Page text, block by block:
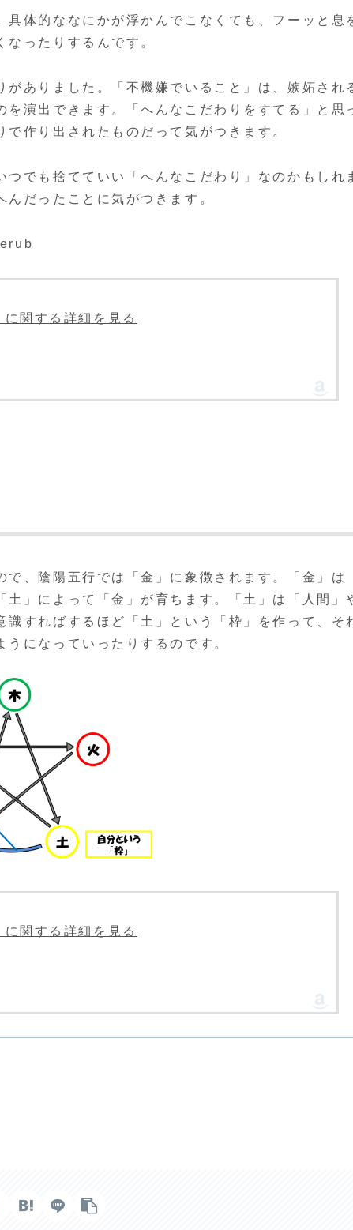
具体的ななにかが浮かんでこなくても、フーッと息
ったりするんです。
ありました。「不機嫌でいること」は、嫉妬され
演出できます。「へんなこだわりをすてる」と思
作り出されたものだって気がつきます。
でも捨てていい「へんなこだわり」なのかもしれ
だったことに気がつきます。
関する詳細を見る
で、陰陽五行では「金」に象徴されます。「金」は
土」によって「金」が育ちます。「土」は「人間」
すればするほど「土」という「枠」を作って、そ
になっていったりするのです。
関する詳細を見る